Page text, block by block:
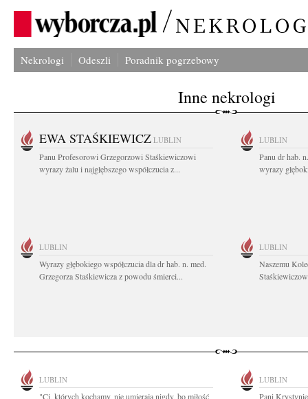
Nekrologi Odeszli Poradnik pogrzebowy
Inne nekrologi
EWA STAŚKIEWICZ LUBLIN
Panu Profesorowi Grzegorzowi Staśkiewiczowi
wyrazy żalu i najgłębszego współczucia z...
LUBLIN
Panu dr hab.
wyrazy
LUBLIN
Wyrazy głębokiego współczucia dla dr hab. n. med.
Grzegorza Staśkiewicza z powodu śmierci...
LUBLIN
Naszemu
LUBLIN
"Ci, których kochamy, nie umierają nigdy, bo miłość
LUBLIN
Pani